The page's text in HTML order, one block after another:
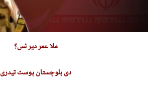
ملا عمر دیر ئس؟
دی بلوچستان پوسٹ تیدری